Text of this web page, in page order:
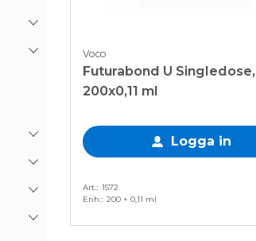
Voco
Futurabond U Singledose,
200x0,11 ml
Logga in
Art.
1572
Enh.
200 × 0,11 ml